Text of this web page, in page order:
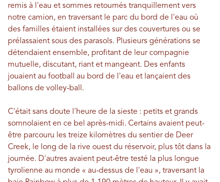
remis à l'eau et sommes retournés tranquillement vers
notre camion, en traversant le parc du bord de l'eau où
des familles étaient installées sur des couvertures ou se
prélassaient sous des parasols. Plusieurs générations se
détendaient ensemble, profitant de leur compagnie
mutuelle, discutant, riant et mangeant. Des enfants
jouaient au football au bord de l'eau et lançaient des
ballons de volley-ball.
C'était sans doute l'heure de la sieste : petits et grands
somnolaient en ce bel après-midi. Certains avaient peut-
être parcouru les treize kilomètres du sentier de Deer
Creek, le long de la rive ouest du réservoir, plus tôt dans la
journée. D'autres avaient peut-être testé la plus longue
tyrolienne au monde « au-dessus de l'eau », traversant la